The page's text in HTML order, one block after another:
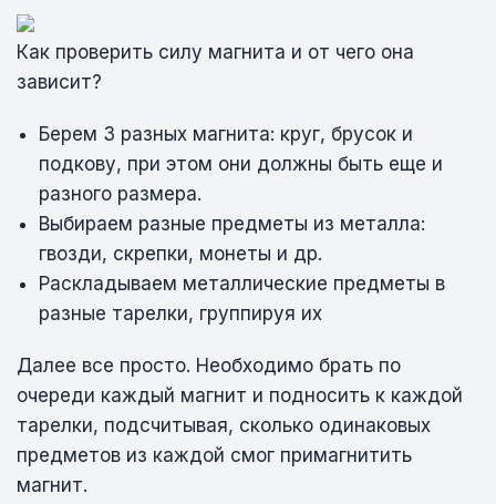
Как проверить силу магнита и от чего она
зависит?
Берем 3 разных магнита: круг, брусок и
подкову, при этом они должны быть еще и
разного размера.
Выбираем разные предметы из металла:
гвозди, скрепки, монеты и др.
Раскладываем металлические предметы в
разные тарелки, группируя их
Далее все просто. Необходимо брать по
очереди каждый магнит и подносить к каждой
тарелки, подсчитывая, сколько одинаковых
предметов из каждой смог примагнитить
магнит.